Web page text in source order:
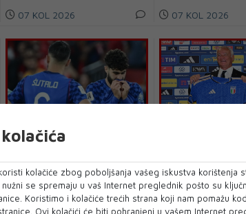
07 KOL 2026 07 KOL 2026
Gvardiol o poništenom
golu Portugalu: Bio je to
kaos emocija
Zanimljiva
Nogometni
predstavio
kolačiće zbog poboljšanja vašeg iskustva korištenja
se spremaju u vaš Internet preglednik pošto su
Koristimo i kolačiće trećih strana koji nam pomažu
Ovi kolačići će biti pohranjeni u vašem Internet